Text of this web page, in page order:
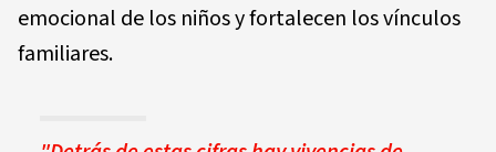
emocional de los niños y fortalecen los vínculos
familiares.